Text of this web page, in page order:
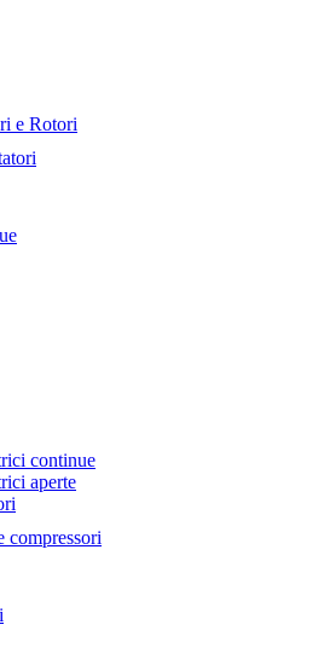
e Rotori
continue
aperte
compressori